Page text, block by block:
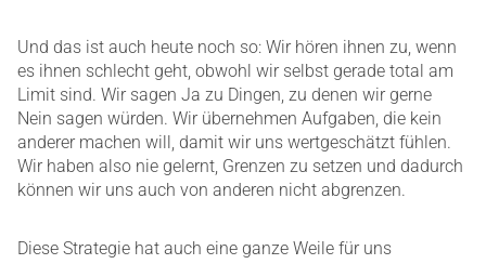
Und das ist auch heute noch so: Wir hören ihnen zu, wenn
es ihnen schlecht geht, obwohl wir selbst gerade total am
Limit sind. Wir sagen Ja zu Dingen, zu denen wir gerne
Nein sagen würden. Wir übernehmen Aufgaben, die kein
anderer machen will, damit wir uns wertgeschätzt fühlen.
Wir haben also nie gelernt, Grenzen zu setzen und dadurch
können wir uns auch von anderen nicht abgrenzen.
Diese Strategie hat auch eine ganze Weile für uns